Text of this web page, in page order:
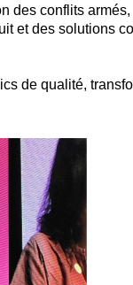
conflits
et des solutions
de qualité,